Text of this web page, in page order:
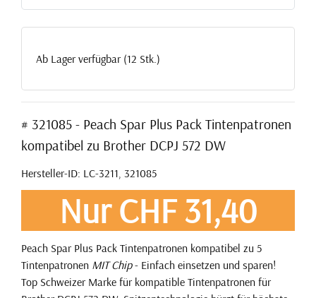
Ab Lager verfügbar (12 Stk.)
# 321085 - Peach Spar Plus Pack Tintenpatronen
kompatibel zu Brother DCPJ 572 DW
Hersteller-ID: LC-3211, 321085
Nur CHF 31,40
Peach Spar Plus Pack Tintenpatronen kompatibel zu 5
Tintenpatronen MIT Chip- Einfach einsetzen und sparen!
Top Schweizer Marke für kompatible Tintenpatronen für